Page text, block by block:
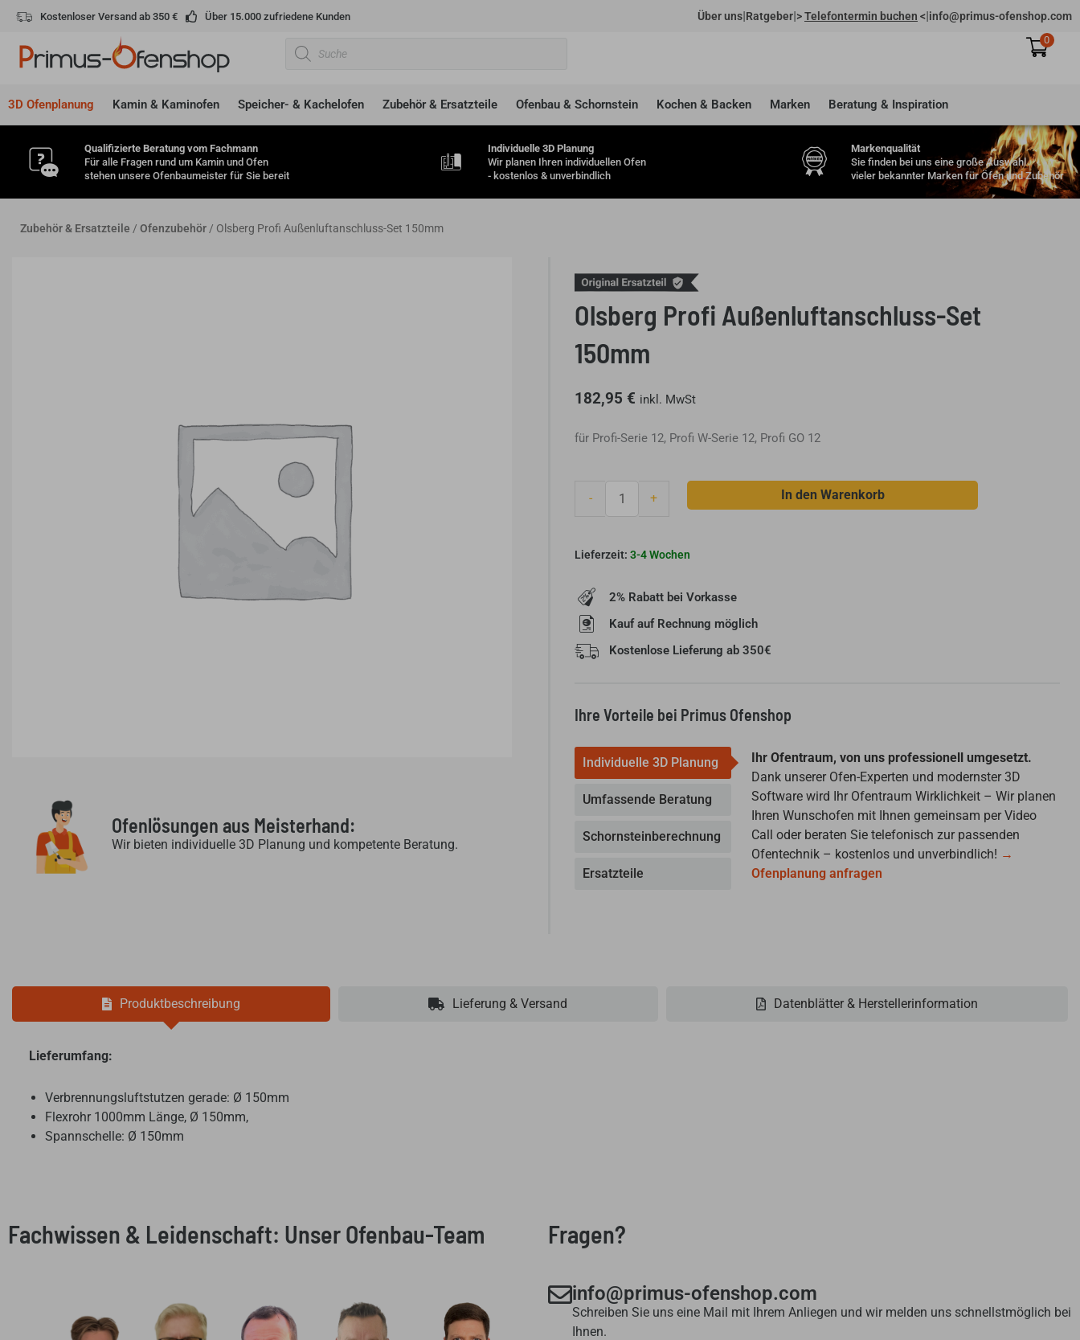
Zum
springen
Kostenloser Versand ab 350 € Über 15.000 zufriedene Kunden Über uns|Ratgeber|>Telefontermin buchen <|info@primus-ofenshop.com
Products
search
0
3D Ofenplanung Kamin & Kaminofen Speicher- & Kachelofen Zubehör & Ersatzteile Ofenbau & Schornstein Kochen & Backen Marken Beratung & Inspiration
Qualifizierte Beratung vom Fachmann
Für alle Fragen rund um Kamin und Ofen
stehen unsere Ofenbaumeister für Sie bereit
Individuelle 3D Planung
Wir planen Ihren individuellen Ofen
- kostenlos & unverbindlich
Markenqualität
Sie finden bei uns eine große Auswahl
vieler bekannter Marken für Öfen und Zubehör
Zubehör & Ersatzteile / Ofenzubehör / Olsberg Profi Außenluftanschluss-Set 150mm
Ofenlösungen aus Meisterhand:
Wir bieten individuelle 3D Planung und kompetente Beratung.
Olsberg Profi Außenluftanschluss-Set
150mm
182,95 € inkl. MwSt
für Profi-Serie 12, Profi W-Serie 12, Profi GO 12
-
Set
Menge
+ In den Warenkorb
3-4 Wochen
2% Rabatt bei Vorkasse
Kauf auf Rechnung möglich
Kostenlose Lieferung ab 350€
Ihre Vorteile bei Primus Ofenshop
Individuelle 3D Planung
Umfassende Beratung
Schornsteinberechnung
Ersatzteile
Ihr Ofentraum, von uns professionell umgesetzt.
Dank unserer Ofen-Experten und modernster 3D
Software wird Ihr Ofentraum Wirklichkeit – Wir planen
Ihren Wunschofen mit Ihnen gemeinsam per Video
Call oder beraten Sie telefonisch zur passenden
Ofentechnik – kostenlos und unverbindlich! →
Ofenplanung anfragen
Produktbeschreibung Lieferung & Versand Datenblätter & Herstellerinformation
Lieferumfang:
Verbrennungsluftstutzen gerade: Ø 150mm
Flexrohr 1000mm Länge, Ø 150mm,
Spannschelle: Ø 150mm
Fachwissen & Leidenschaft: Unser Ofenbau-Team Fragen?
info@primus-ofenshop.com
Schreiben Sie uns eine Mail mit Ihrem Anliegen und wir melden uns schnellstmöglich bei
Ihnen.